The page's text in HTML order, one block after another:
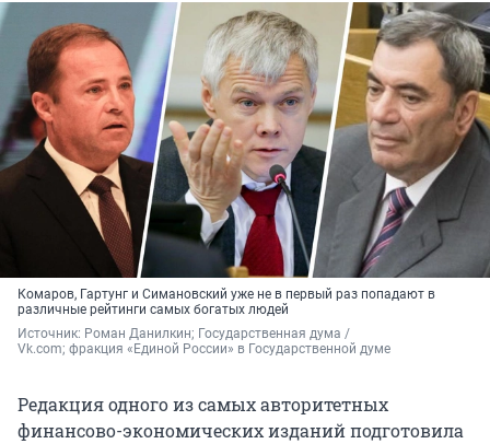
Комаров, Гартунг и Симановский уже не в первый раз попадают в
различные рейтинги самых богатых людей
Источник: Роман Данилкин; Государственная дума /
Vk.com; фракция «Единой России» в Государственной думе
Редакция одного из самых авторитетных
финансово-экономических изданий подготовила